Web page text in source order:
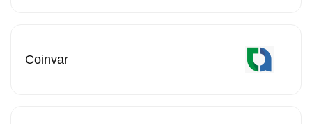
Coinvar